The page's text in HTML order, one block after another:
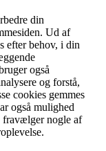
din
Ud af
efter behov, i din
også
og forstå,
cookies gemmes
også mulighed
fravælger nogle af